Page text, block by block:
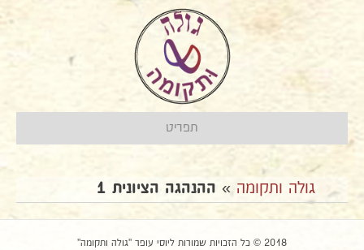
תפריט
גולה ותקומה » ההנהגה הציונית 1
2018 © כל הזכויות שמורות ליוסי עופר "גולה ותקומה"